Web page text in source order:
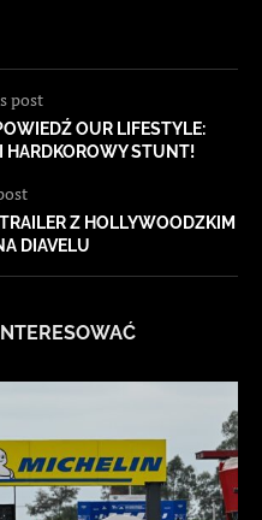
post
OUR LIFESTYLE:
HARDKOROWY STUNT!
Z HOLLYWOODZKIM
DIAVELU